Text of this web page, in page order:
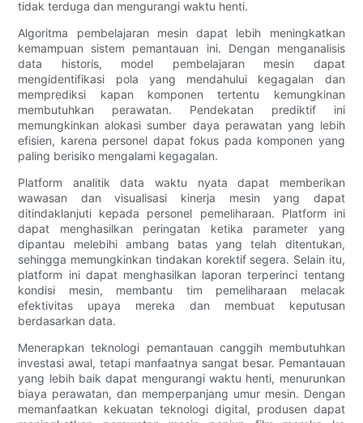
tidak terduga dan mengurangi waktu henti.
Algoritma pembelajaran mesin dapat lebih meningkatkan
kemampuan sistem pemantauan ini. Dengan menganalisis
data historis, model pembelajaran mesin dapat
mengidentifikasi pola yang mendahului kegagalan dan
memprediksi kapan komponen tertentu kemungkinan
membutuhkan perawatan. Pendekatan prediktif ini
memungkinkan alokasi sumber daya perawatan yang lebih
efisien, karena personel dapat fokus pada komponen yang
paling berisiko mengalami kegagalan.
Platform analitik data waktu nyata dapat memberikan
wawasan dan visualisasi kinerja mesin yang dapat
ditindaklanjuti kepada personel pemeliharaan. Platform ini
dapat menghasilkan peringatan ketika parameter yang
dipantau melebihi ambang batas yang telah ditentukan,
sehingga memungkinkan tindakan korektif segera. Selain itu,
platform ini dapat menghasilkan laporan terperinci tentang
kondisi mesin, membantu tim pemeliharaan melacak
efektivitas upaya mereka dan membuat keputusan
berdasarkan data.
Menerapkan teknologi pemantauan canggih membutuhkan
investasi awal, tetapi manfaatnya sangat besar. Pemantauan
yang lebih baik dapat mengurangi waktu henti, menurunkan
biaya perawatan, dan memperpanjang umur mesin. Dengan
memanfaatkan kekuatan teknologi digital, produsen dapat